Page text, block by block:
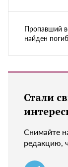
Пропавший
найден
Стали
Снимайте
редакцию,